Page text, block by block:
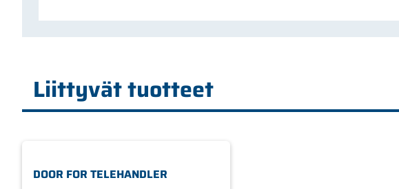
Liittyvät tuotteet
DOOR FOR TELEHANDLER